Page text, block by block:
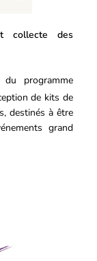
collecte des
programme
de kits de
destinés à être
grand